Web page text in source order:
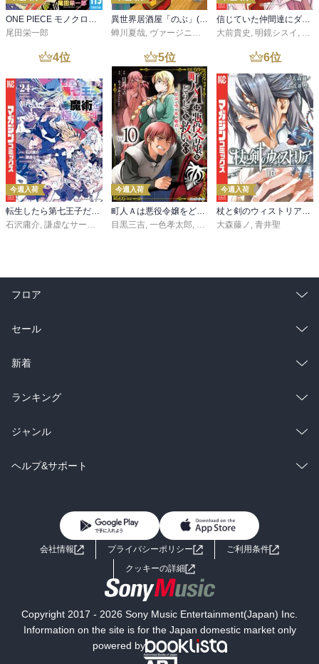
尾田栄一郎
蝉川夏哉 ヴァージニア二等兵 ,転
大前貴史 明鏡シスイ
4位
今週入荷
転生したら第七王子だったので、気ままに魔術を極めます（２４）
石沢庸介, 謙虚なサークル メル。
5位
今週入荷
町人Ａは悪役令嬢をどうしても救いたい ～どぶと空と氷の姫君～１０【電子書店共通特典イラスト付】
目黒三吉, 一色孝太郎, Parum
6位
今週入荷
杖と剣のウィストリア（１６）
大森藤ノ , 青井聖
フロア
総合
ラノベ
雑誌・グラビア
BL・TL
セール
総合
ラノベ
雑誌・グラビア
BL・TL
新着
総合
ラノベ
雑誌・グラビア
ランキング
総合
ラノベ
ジャンル
コミック
ライトノベル 男子向けラノベ
小説
海外小説
ミステリー SF
文学
ヘルプ&サポート
よくあるご質問 お問い合わせ
会社情報 プライバシーポリシー
ご利用条件
クッキーの詳細
Copyright 2017 - 2026 Sony Music Entertainment(Japan) Inc.
Information on the site is for the Japan domestic market only
powered by